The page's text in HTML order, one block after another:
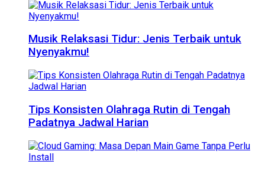
Musik Relaksasi Tidur: Jenis Terbaik untuk
Nyenyakmu!
Tips Konsisten Olahraga Rutin di Tengah
Padatnya Jadwal Harian